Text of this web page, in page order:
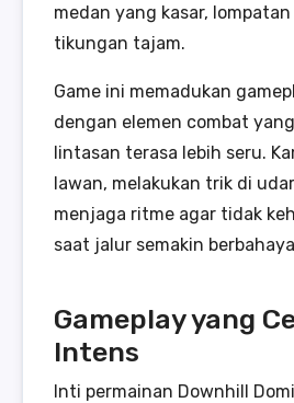
medan yang kasar, lompatan
tikungan tajam.
Game ini memadukan
dengan elemen combat
lintasan terasa lebih seru.
lawan, melakukan trik di
menjaga ritme agar tidak
saat jalur semakin
Gameplay yang
Intens
Inti permainan Downhill